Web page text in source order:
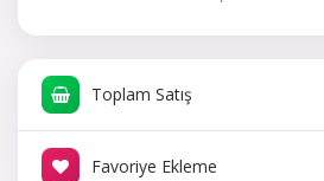
Toplam Satış
Favoriye Ekleme